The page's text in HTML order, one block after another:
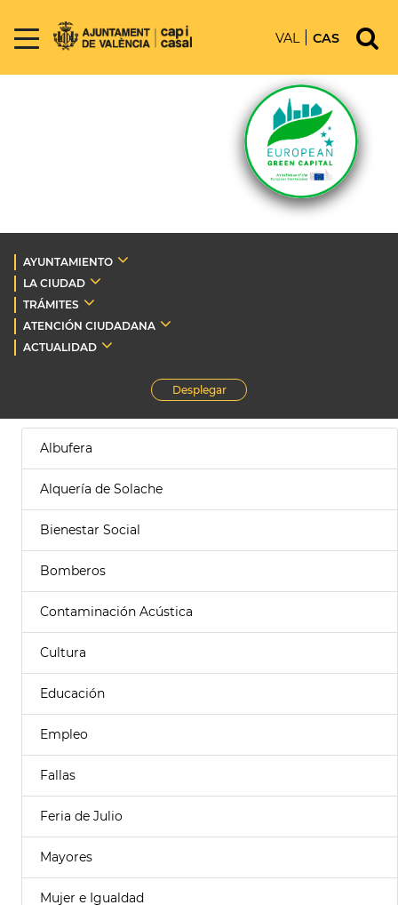
VAL CAS
AYUNTAMIENTO
LA CIUDAD
TRÁMITES
ATENCIÓN CIUDADANA
ACTUALIDAD
Desplegar
Albufera
Alquería de Solache
Bienestar Social
Bomberos
Contaminación Acústica
Cultura
Educación
Empleo
Fallas
Feria de Julio
Mayores
Mujer e Igualdad